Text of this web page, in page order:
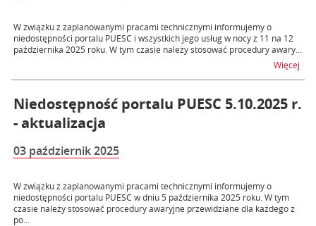
W związku z zaplanowanymi pracami technicznymi informujemy o
niedostępności portalu PUESC i wszystkich jego usług w nocy z 11 na 12
października 2025 roku. W tym czasie należy stosować procedury awary...
Więcej
Niedostępność portalu PUESC 5.10.2025 r.
- aktualizacja
03 październik 2025
W związku z zaplanowanymi pracami technicznymi informujemy o
niedostępności portalu PUESC w dniu 5 października 2025 roku. W tym
czasie należy stosować procedury awaryjne przewidziane dla każdego z
po...